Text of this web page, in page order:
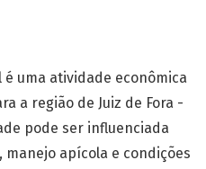
uma atividade econômica
a região de Juiz de Fora -
pode ser influenciada
apícola e condições